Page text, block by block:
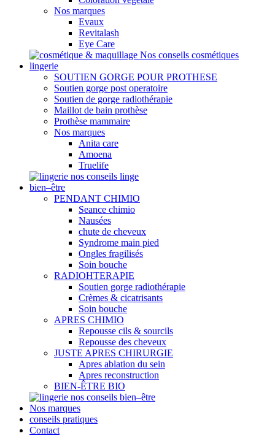
Nos marques
Evaux
Revitalash
Eye Care
Nos conseils cosmétiques
lingerie
SOUTIEN GORGE POUR PROTHESE
Soutien gorge post operatoire
Soutien de gorge radiothérapie
Maillot de bain prothèse
Prothèse mammaire
Nos marques
Anita care
Amoena
Truelife
nos conseils linge
bien–être
PENDANT CHIMIO
Seance chimio
Nausées
chute de cheveux
Syndrome main pied
Ongles fragilisés
Soin bouche
RADIOHTERAPIE
Soutien gorge radiothérapie
Crèmes & cicatrisants
Soin bouche
APRES CHIMIO
Repousse cils & sourcils
Repousse des cheveux
JUSTE APRES CHIRURGIE
Apres ablation du sein
Apres reconstruction
BIEN-ÊTRE BIO
nos conseils bien–être
Nos marques
conseils pratiques
Contact